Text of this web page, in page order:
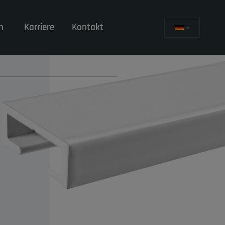
Karriere Kontakt